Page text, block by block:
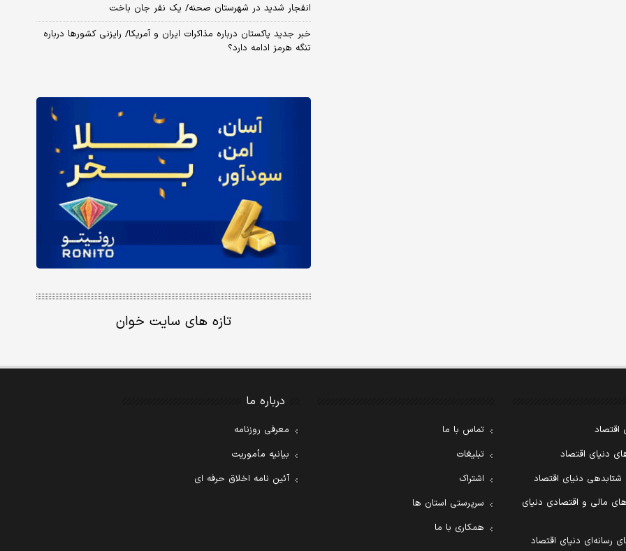
انفجار شدید در شهرستان صحنه/ یک نفر جان باخت
خبر جدید پاکستان درباره مذاکرات ایران و آمریکا/ رایزنی کشورها درباره
تنگه هرمز ادامه دارد؟
تازه های سایت خوان
اقتصاد
دنیای اقتصاد
شتابدهی دنیای اقتصاد
مالی و اقتصادی دنیای
رسانه‌ای دنیای اقتصاد
تماس با ما
تبلیغات
اشتراک
سرپرستی استان ها
همکاری با ما
درباره ما
معرفی روزنامه
بیانیه مأموریت
آئین نامه اخلاق حرفه ای